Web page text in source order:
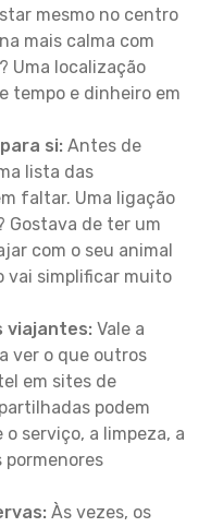
mesmo no centro
mais calma com
Uma localização
tempo e dinheiro em
si: Antes de
lista das
faltar. Uma ligação
Gostava de ter um
com o seu animal
vai simplificar muito
viajantes: Vale a
ver o que outros
em sites de
podem
serviço, a limpeza, a
pormenores
Às vezes, os